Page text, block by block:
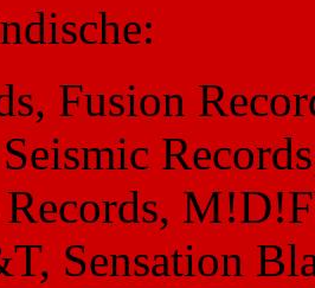
Fusion
Sensation